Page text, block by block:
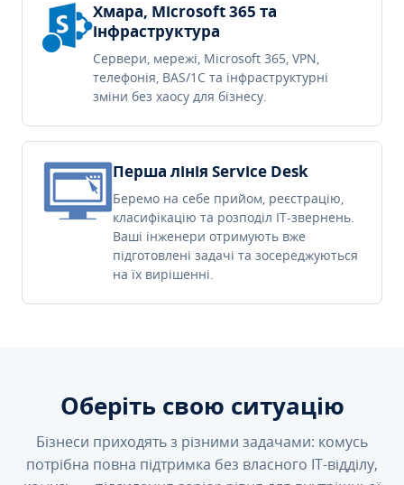
Хмара, Microsoft 365 та
інфраструктура
Сервери, мережі, Microsoft 365, VPN,
телефонія, BAS/1C та інфраструктурні
зміни без хаосу для бізнесу.
Перша лінія Service Desk
Беремо на себе прийом, реєстрацію,
класифікацію та розподіл IT-звернень.
Ваші інженери отримують вже
підготовлені задачі та зосереджуються
на їх вирішенні.
Оберіть свою ситуацію
Бізнеси приходять з різними задачами: комусь
потрібна повна підтримка без власного IT-відділу,